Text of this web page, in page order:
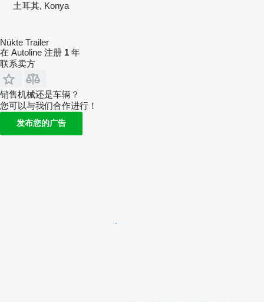
土耳其, Konya
Nükte Trailer
在 Autoline 注册 1 年
联系卖方
销售机械还是车辆？
您可以与我们合作进行！
发布您的广告